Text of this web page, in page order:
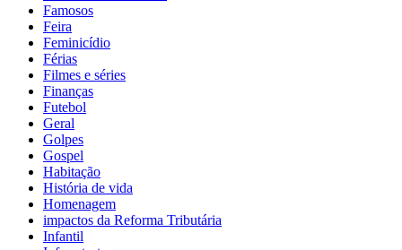
Famosos
Feira
Feminicídio
Férias
Filmes e séries
Finanças
Futebol
Geral
Golpes
Gospel
Habitação
História de vida
Homenagem
impactos da Reforma Tributária
Infantil